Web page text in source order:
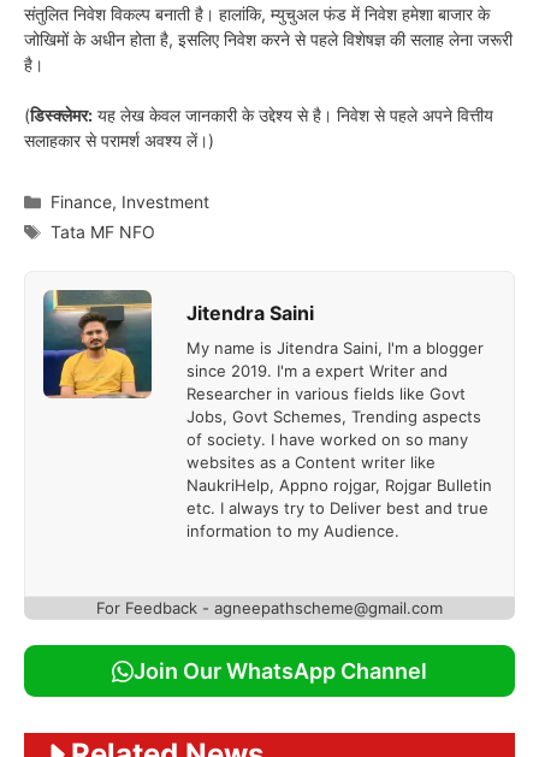
संतुलित निवेश विकल्प बनाती है। हालांकि, म्युचुअल फंड में निवेश हमेशा बाजार के
जोखिमों के अधीन होता है, इसलिए निवेश करने से पहले विशेषज्ञ की सलाह लेना जरूरी
है।
(डिस्क्लेमर: यह लेख केवल जानकारी के उद्देश्य से है। निवेश से पहले अपने वित्तीय
सलाहकार से परामर्श अवश्य लें।)
Categories
Finance, Investment
Tags
Tata MF NFO
Jitendra Saini
My name is Jitendra Saini, I'm a blogger
since 2019. I'm a expert Writer and
Researcher in various fields like Govt
Jobs, Govt Schemes, Trending aspects
of society. I have worked on so many
websites as a Content writer like
NaukriHelp, Appno rojgar, Rojgar Bulletin
etc. I always try to Deliver best and true
information to my Audience.
For Feedback - agneepathscheme@gmail.com
Join Our WhatsApp Channel